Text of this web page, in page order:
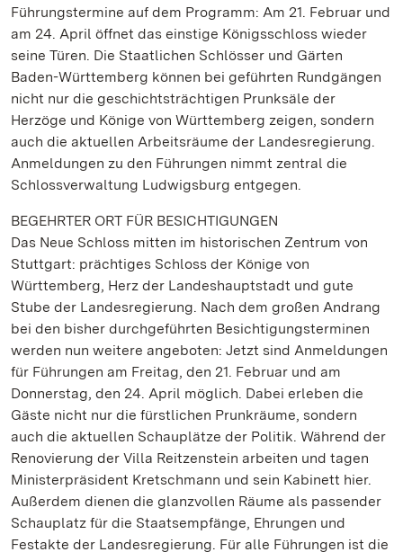
Führungstermine auf dem Programm: Am 21. Februar und
am 24. April öffnet das einstige Königsschloss wieder
seine Türen. Die Staatlichen Schlösser und Gärten
Baden-Württemberg können bei geführten Rundgängen
nicht nur die geschichtsträchtigen Prunksäle der
Herzöge und Könige von Württemberg zeigen, sondern
auch die aktuellen Arbeitsräume der Landesregierung.
Anmeldungen zu den Führungen nimmt zentral die
Schlossverwaltung Ludwigsburg entgegen.
BEGEHRTER ORT FÜR BESICHTIGUNGEN
Das Neue Schloss mitten im historischen Zentrum von
Stuttgart: prächtiges Schloss der Könige von
Württemberg, Herz der Landeshauptstadt und gute
Stube der Landesregierung. Nach dem großen Andrang
bei den bisher durchgeführten Besichtigungsterminen
werden nun weitere angeboten: Jetzt sind Anmeldungen
für Führungen am Freitag, den 21. Februar und am
Donnerstag, den 24. April möglich. Dabei erleben die
Gäste nicht nur die fürstlichen Prunkräume, sondern
auch die aktuellen Schauplätze der Politik. Während der
Renovierung der Villa Reitzenstein arbeiten und tagen
Ministerpräsident Kretschmann und sein Kabinett hier.
Außerdem dienen die glanzvollen Räume als passender
Schauplatz für die Staatsempfänge, Ehrungen und
Festakte der Landesregierung. Für alle Führungen ist die